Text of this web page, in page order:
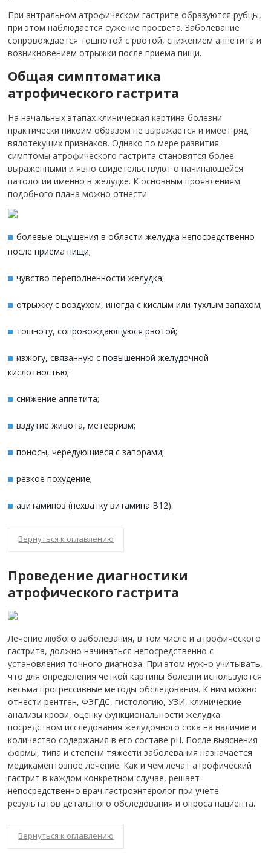
При антральном атрофическом гастрите образуются рубцы,
при этом наблюдается сужение просвета. Заболевание
сопровождается тошнотой с рвотой, снижением аппетита и
возникновением отрыжки после приема пищи.
Общая симптоматика
атрофического гастрита
На начальных этапах клиническая картина болезни
практически никоим образом не выражается и имеет ряд
вялотекущих признаков. Однако по мере развития
симптомы атрофического гастрита становятся более
выраженными и явно свидетельствуют о начинающейся
патологии именно в желудке. К основным проявлениям
подобного плана можно отнести:
болевые ощущения в области желудка непосредственно
после приема пищи;
чувство переполненности желудка;
отрыжку с воздухом, иногда с кислым или тухлым запахом;
тошноту, сопровождающуюся рвотой;
изжогу, связанную с повышенной желудочной
кислотностью;
снижение аппетита;
вздутие живота, метеоризм;
поносы, чередующиеся с запорами;
резкое похудение;
авитаминоз (нехватку витамина В12).
Вернуться к оглавлению
Проведение диагностики
атрофического гастрита
Лечение любого заболевания, в том числе и атрофического
гастрита, должно начинаться непосредственно с
установления точного диагноза. При этом нужно учитывать,
что для определения четкой картины болезни используются
весьма прогрессивные методы обследования. К ним можно
отнести рентген, ФЭГДС, гистологию, УЗИ, клинические
анализы крови, оценку функциональности желудка
посредством исследования желудочного сока на наличие и
количество содержания в его составе рН. После выяснения
формы, типа и степени тяжести заболевания назначается
медикаментозное лечение. Как и чем лечат атрофический
гастрит в каждом конкретном случае, решает
непосредственно врач-гастроэнтеролог при учете
результатов детального обследования и опроса пациента.
Вернуться к оглавлению